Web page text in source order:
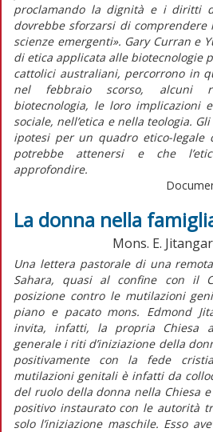
proclamando la dignità e i diritti
dovrebbe sforzarsi di comprendere
scienze emergenti». Gary Curran e
di etica applicata alle biotecnologie
cattolici australiani, percorrono in
nel febbraio scorso, alcuni
biotecnologia, le loro implicazioni
sociale, nell’etica e nella teologia.
ipotesi per un quadro etico-legale
potrebbe attenersi e che
approfondire.
La donna nella
Mons. E.
Una lettera pastorale di una
Sahara, quasi al confine con il
posizione contro le mutilazioni
piano e pacato mons. Edmond
invita, infatti, la propria Chiesa
generale i riti d’iniziazione della
positivamente con la fede
mutilazioni genitali è infatti da
del ruolo della donna nella Chiesa
positivo instaurato con le autorità
solo l’iniziazione maschile. Esso